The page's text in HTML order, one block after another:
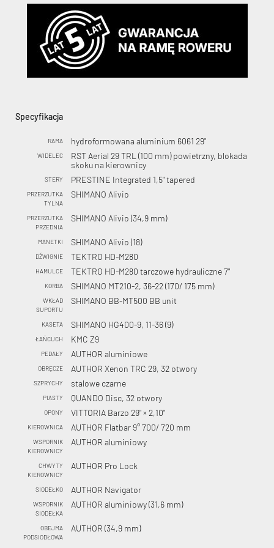
Specyfikacja
RAMA hydroformowana aluminium 6061 29"
WIDELEC
RST Aerial 29 TRL (100 mm) powietrzny, blokada
skoku na kierownicy
STERY PRESTINE Integrated 1,5" tapered
PRZERZUTKA
TYLNA
SHIMANO Alivio
PRZERZUTKA
PRZEDNIA
SHIMANO Alivio (34,9 mm)
MANETKI SHIMANO Alivio (18)
DŹWIGNIE TEKTRO HD-M280
HAMULCE TEKTRO HD-M280 tarczowe hydrauliczne 7"
KORBA SHIMANO MT210-2, 36-22 (170/ 175 mm)
WKŁAD
SUPORTU
SHIMANO BB-MT500 BB unit
KASETA SHIMANO HG400-9, 11-36 (9)
ŁAŃCUCH KMC Z9
PEDAŁY AUTHOR aluminiowe
OBRĘCZE AUTHOR Xenon TRC 29, 32 otwory
SZPRYCHY stalowe czarne
PIASTY QUANDO Disc, 32 otwory
OPONY VITTORIA Barzo 29" × 2,10"
KIEROWNICA AUTHOR Flatbar 9° 700/ 720 mm
WSPORNIK
KIEROWNICY
AUTHOR aluminiowy
CHWYTY
KIEROWNICY
AUTHOR Pro Lock
SIODEŁKO AUTHOR Navigator
WSPORNIK
SIODEŁKA
AUTHOR aluminiowy (31,6 mm)
OBEJMA
PODSIODŁOWA
AUTHOR (34,9 mm)